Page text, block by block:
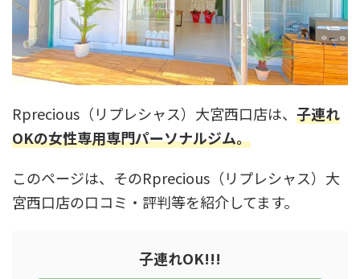
Rprecious（リプレシャス）大宮西口店は、 子連れ
OKの女性専用専門パーソナルジム。
このページは、そのRprecious（リプレシャス）大
宮西口店の口コミ・評判等を紹介してます。
子連れOK!!!